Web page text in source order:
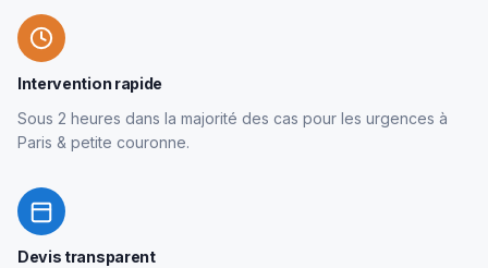
Intervention rapide
Sous 2 heures dans la majorité des cas pour les urgences à
Paris & petite couronne.
Devis transparent